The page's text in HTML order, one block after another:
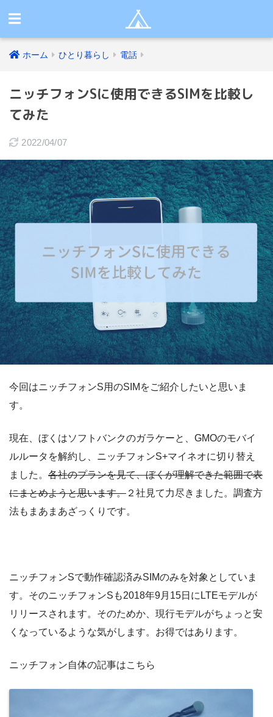
ホーム ひとり暮らし 電話
ニッチフォンSに使用できるSIMを比較し
てみた
2022/04/07
今回はニッチフォンS用のSIMをご紹介したいと思いま
す。
現在、ぼくはソフトバンクのガラケーと、GMOのモバイ
ルルータを解約し、ニッチフォンS+マイネオに切り替え
ました。 各社のプランを見て、ぼくが理解できた範囲で表
にまとめようと思います。 ２社見て力尽きました。調査方
法もまあまあざっくりです。
ニッチフォンSで動作確認済みSIMのみを対象としていま
す。そのニッチフォンSも2018年9月15日にLTEモデルが
リリースされます。そのためか、現行モデルがちょっと安
くなっているような気がします。お得ではあります。
ニッチフォン自体の記事はこちら